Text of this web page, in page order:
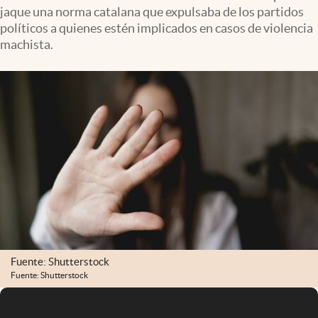
jaque una norma catalana que expulsaba de los partidos
políticos a quienes estén implicados en casos de violencia
machista.
Fuente: Shutterstock
Fuente: Shutterstock